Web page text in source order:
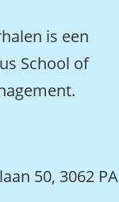
is een
School of
50, 3062 PA